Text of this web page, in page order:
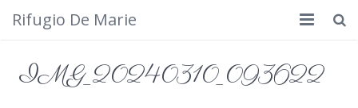
Rifugio De Marie
IMG_20240310_093622